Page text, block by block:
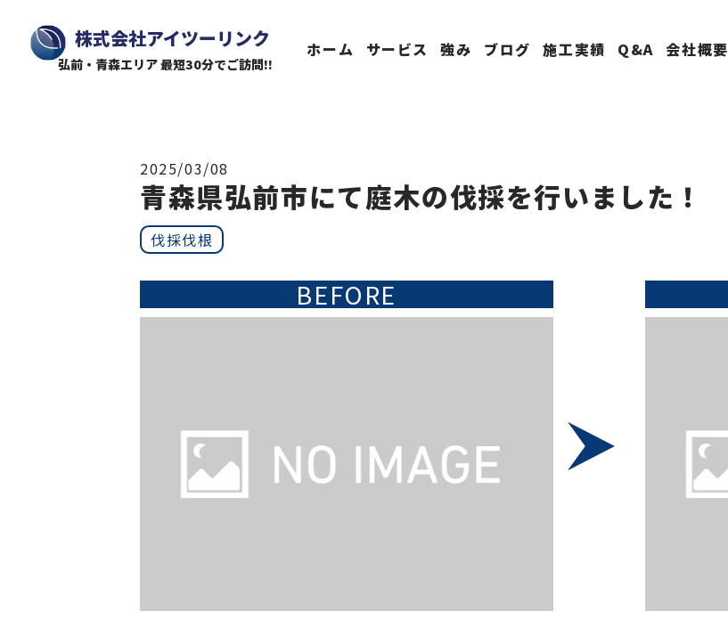
株式会社アイツーリンク
弘前・青森エリア 最短30分でご訪問!!
ホーム サービス 強み ブログ 施工実績 Q&A 会社概要
2025/03/08
青森県弘前市にて庭木の伐採を行いました！
伐採伐根
BEFORE